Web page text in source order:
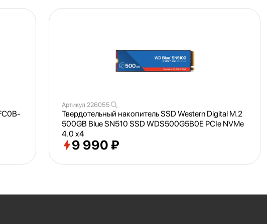
Артикул226055
Твердотельный накопитель SSD Western Digital M.2
500GB Blue SN510 SSD WDS500G5B0E PCIe NVMe
4.0 x4
9 990 ₽